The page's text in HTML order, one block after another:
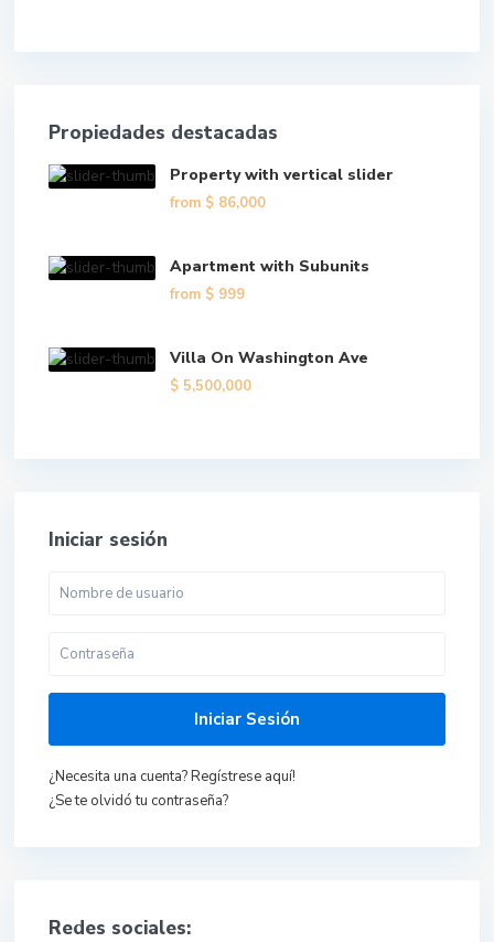
Propiedades destacadas
Property with vertical slider
from $ 86,000
Apartment with Subunits
from $ 999
Villa On Washington Ave
$ 5,500,000
Iniciar sesión
Iniciar Sesión
¿Necesita una cuenta? Regístrese aquí!
¿Se te olvidó tu contraseña?
Redes sociales: